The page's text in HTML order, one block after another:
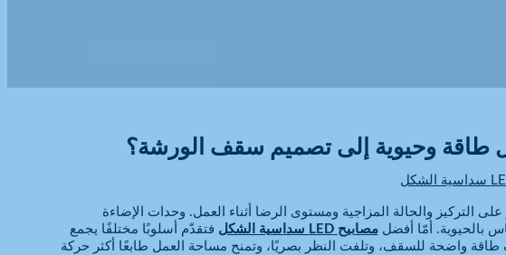
التركيز والحالة المزاجية ومستوى الرضا أثناء العمل. وحدات الإضاءة
بالحيوية. أمّا أفضلمصابيح LED سداسية الشكل
فتقدّم أسلوبًا مختلفًا يجمع
طاقة واضحة للسقف، وتلفت النظر بصريًا، وتمنح مساحة العمل طابعًا أكثر حركة